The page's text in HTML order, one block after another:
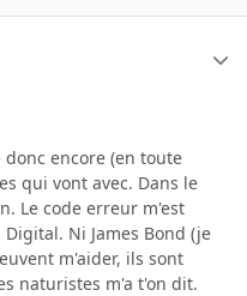
encore (en toute
qui vont avec. Dans le
Le code erreur m'est
Ni James Bond (je
m'aider, ils sont
naturistes m'a t'on dit.